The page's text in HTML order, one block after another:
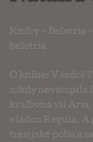
Knihy - Beletria -
beletria
O knihe: V srdci
nikdy nevstúpila
kráľovná víl Aria,
vládcu Regula. A
trésijské polia a